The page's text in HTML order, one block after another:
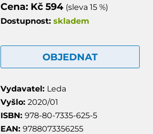
Cena: Kč 594 (sleva 15 %)
Dostupnost: skladem
OBJEDNAT
Vydavatel: Leda
Vyšlo: 2020/01
ISBN: 978-80-7335-625-5
EAN: 9788073356255